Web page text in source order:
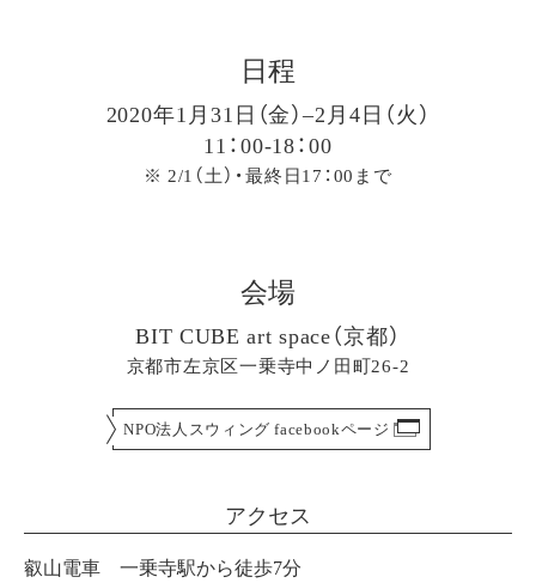
日程
2020年1月31日（金）–2月4日（火）
11：00-18：00
※ 2/1（土）・最終日17：00まで
会場
BIT CUBE art space（京都）
京都市左京区一乗寺中ノ田町26-2
NPO法人スウィング facebookページ
アクセス
叡山電車 一乗寺駅から徒歩7分